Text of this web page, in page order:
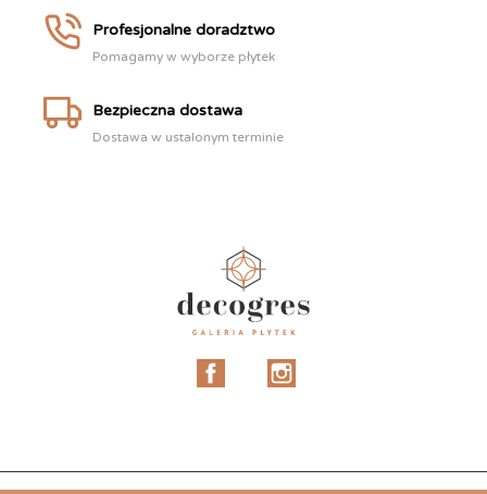
Profesjonalne doradztwo
Pomagamy w wyborze płytek
Bezpieczna dostawa
Dostawa w ustalonym terminie
Facebook